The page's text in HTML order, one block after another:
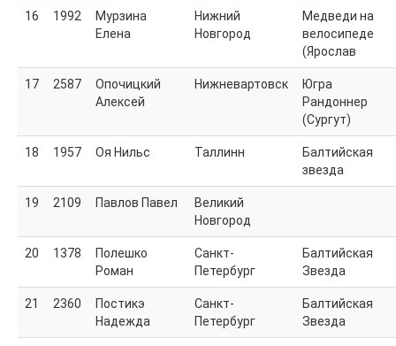
Фотоальбом
Форум
Селигерский 1000 (2025)
Взносы за участие
Онежская 1000 (2023)
Описание маршрута
Ночлег и питание
Достопримечательности на маршруте.
Расписание работы КП
Места эвакуации с маршрута
Регистрация, старт, бегдропы, отметка.
Перед стартом
Треки для скачивания.
16 1992
Мурзина
Елена
Нижний
Новгород
Медведи на
велосипеде
(Ярослав
17 2587
Опочицкий
Алексей
Нижневартовск
Югра
Рандоннер
(Сургут)
18 1957 Оя Нильс Таллинн
Балтийская
звезда
19 2109 Павлов Павел
Великий
Новгород
20 1378
Полешко
Роман
Санкт-
Петербург
Балтийская
Звезда
21 2360
Постикэ
Надежда
Санкт-
Петербург
Балтийская
Звезда